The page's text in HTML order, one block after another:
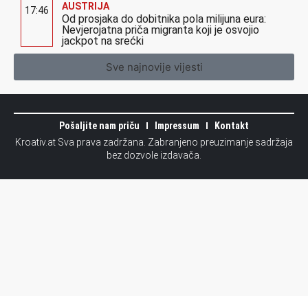
17:46 AUSTRIJA
Od prosjaka do dobitnika pola milijuna eura:
Nevjerojatna priča migranta koji je osvojio
jackpot na srećki
Sve najnovije vijesti
Pošaljite nam priču Impressum
Kontakt
Kroativ.at Sva prava zadržana. Zabranjeno preuzimanje sadržaja
bez dozvole izdavača.